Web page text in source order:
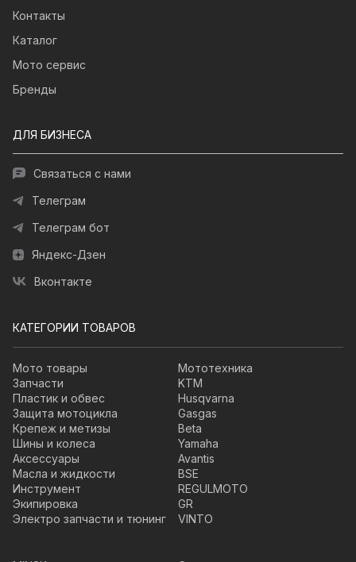
Контакты
Каталог
Мото сервис
Бренды
ДЛЯ БИЗНЕСА
Связаться с нами
Телеграм
Телеграм бот
Яндекс-Дзен
Вконтакте
КАТЕГОРИИ ТОВАРОВ
Мото товары
Запчасти
Пластик и обвес
Защита мотоцикла
Крепеж и метизы
Шины и колеса
Аксессуары
Масла и жидкости
Инструмент
Экипировка
Электро запчасти и тюнинг
Мототехника
KTM
Husqvarna
Gasgas
Beta
Yamaha
Avantis
BSE
REGULMOTO
GR
VINTO